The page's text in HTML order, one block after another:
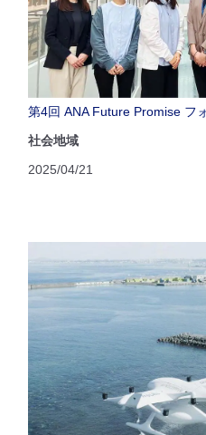
第4回 ANA Future Promise フ
社会地域
2025/04/21